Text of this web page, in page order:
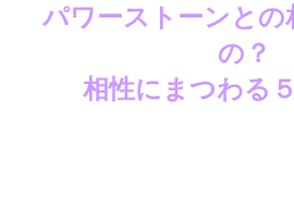
パワーストーンとの
の？
相性にまつわる